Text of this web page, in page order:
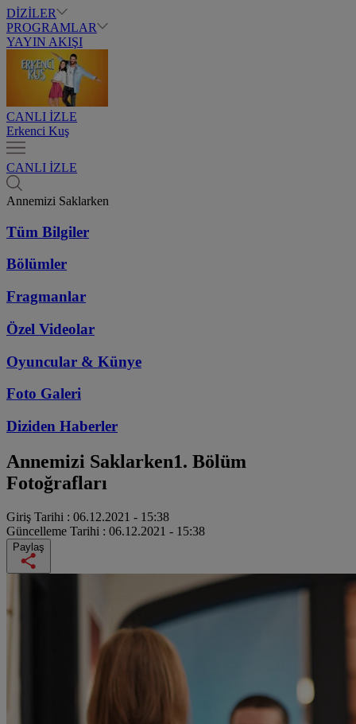
DİZİLER
PROGRAMLAR
YAYIN AKIŞI
CANLI İZLE
Erkenci Kuş
CANLI İZLE
Annemizi Saklarken
Tüm Bilgiler
Bölümler
Fragmanlar
Özel Videolar
Oyuncular & Künye
Foto Galeri
Diziden Haberler
Annemizi Saklarken1. Bölüm
Fotoğrafları
Giriş Tarihi : 06.12.2021 - 15:38
Güncelleme Tarihi : 06.12.2021 - 15:38
Paylaş